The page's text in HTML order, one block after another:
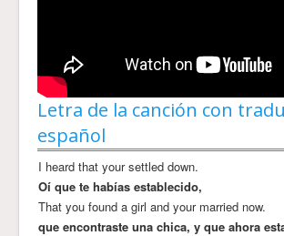
Letra de la canción con
español
I heard that your settled down.
Oí que te habías establecido,
That you found a girl and your married now.
que encontraste una chica, y que ahora